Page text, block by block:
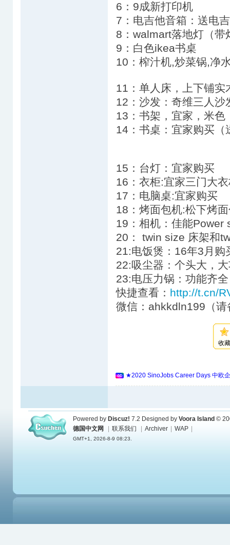
6：9成新打印机
7：电吉他音箱：送电
8：walmart落地灯（带
9：白色ikea书桌
10：榨汁机,炒菜锅,净
11：单人床，上下铺
12：沙发：奇维三人沙
13：书架，宜家，米色
14：书桌：宜家购买（
15：台灯：宜家购买
16：衣柜:宜家三门大
17：电脑桌:宜家购买
18：烤面包机:松下烤
19：相机：佳能Power
20： twin size 床架和
21:电饭煲：16年3月
22:吸尘器：个头大，
23:电压力锅：功能齐
快捷查看： http://t.cn/
微信：ahkkdln199（请
收
★2020 SinoJobs Career Days 中欧
Powered by Discuz! 7.2 Designed by Voora Island ©
德国中文网
联系我们 Archiver WAP
GMT+1, 2026-8-9 08:23.